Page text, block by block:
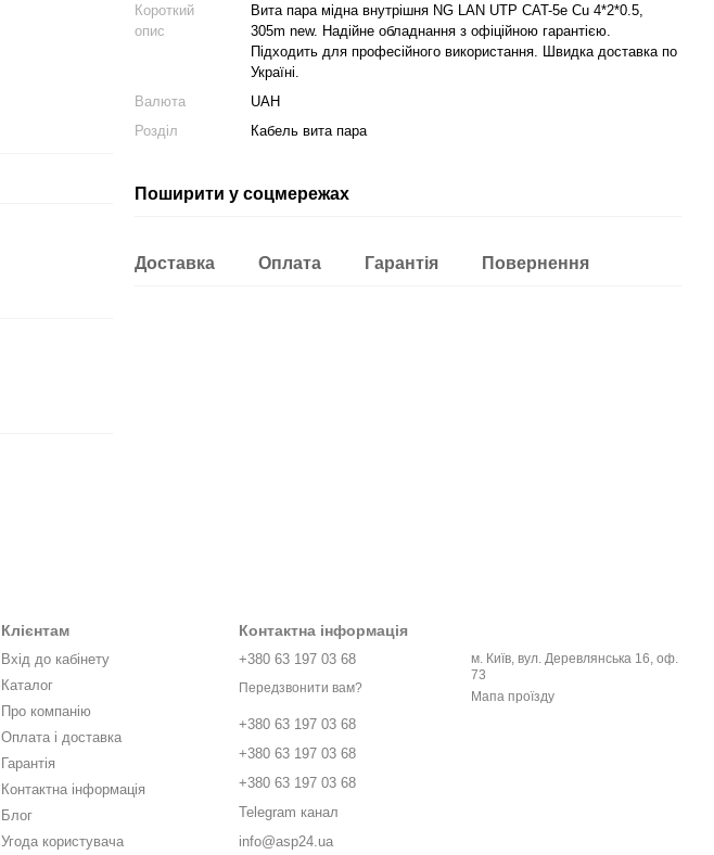
Короткий
опис
Вита пара мідна внутрішня NG LAN UTP CAT-5e Cu 4*2*0.5,
305m new. Надійне обладнання з офіційною гарантією.
Підходить для професійного використання. Швидка доставка по
Україні.
Валюта
UAH
Розділ
Кабель вита пара
Поширити у соцмережах
Доставка Оплата Гарантія Повернення
Клієнтам
Вхід до кабінету
Каталог
Про компанію
Оплата і доставка
Гарантія
Контактна інформація
Блог
Угода користувача
Контактна інформація
+380 63 197 03 68
Передзвонити вам?
+380 63 197 03 68
+380 63 197 03 68
+380 63 197 03 68
Telegram канал
info@asp24.ua
м. Київ, вул. Деревлянська 16, оф.
73
Мапа проїзду